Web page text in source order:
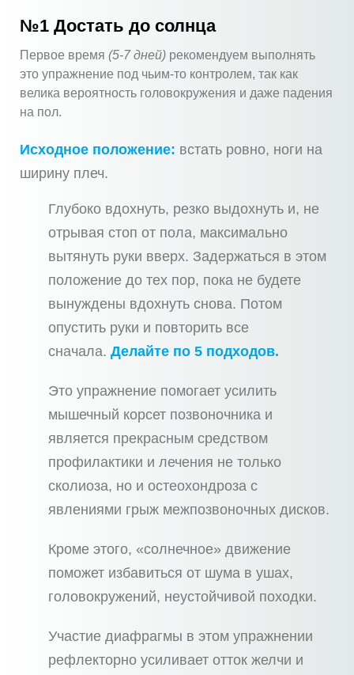
№1 Достать до солнца
Первое время (5-7 дней) рекомендуем выполнять
это упражнение под чьим-то контролем, так как
велика вероятность головокружения и даже падения
на пол.
Исходное положение: встать ровно, ноги на
ширину плеч.
Глубоко вдохнуть, резко выдохнуть и, не
отрывая стоп от пола, максимально
вытянуть руки вверх. Задержаться в этом
положение до тех пор, пока не будете
вынуждены вдохнуть снова. Потом
опустить руки и повторить все
сначала. Делайте по 5 подходов.
Это упражнение помогает усилить
мышечный корсет позвоночника и
является прекрасным средством
профилактики и лечения не только
сколиоза, но и остеохондроза с
явлениями грыж межпозвоночных дисков.
Кроме этого, «солнечное» движение
поможет избавиться от шума в ушах,
головокружений, неустойчивой походки.
Участие диафрагмы в этом упражнении
рефлекторно усиливает отток желчи и